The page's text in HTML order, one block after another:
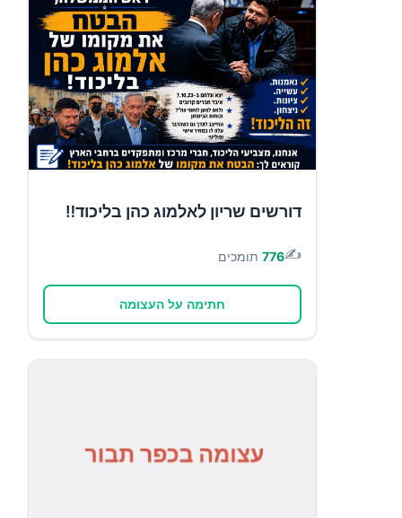
דורשים שריון לאלמוג כהן בליכוד‼️
✍️
776 תומכים
חתימה על העצומה